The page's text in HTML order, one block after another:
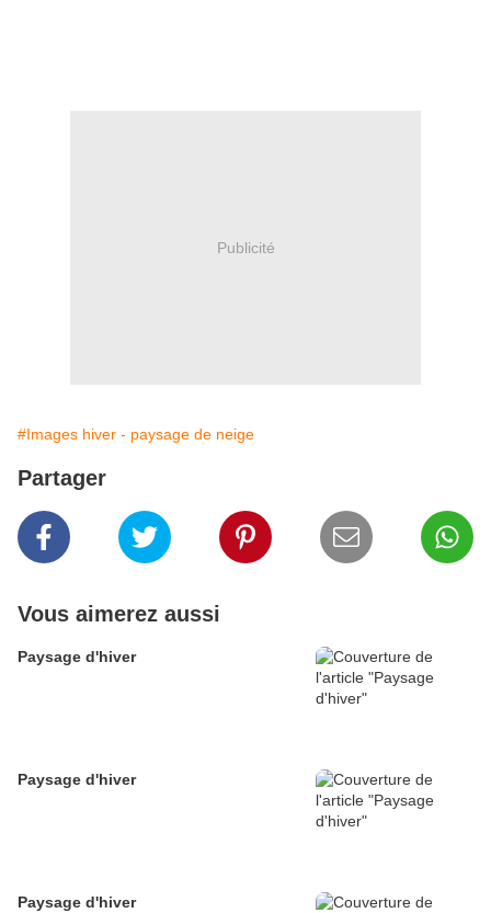
Publicité
#Images hiver - paysage de neige
Partager
Vous aimerez aussi
Paysage d'hiver
Paysage d'hiver
Paysage d'hiver